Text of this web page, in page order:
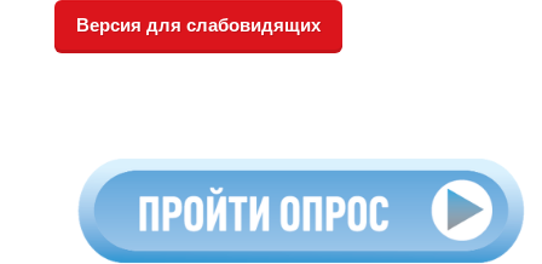
Версия для слабовидящих